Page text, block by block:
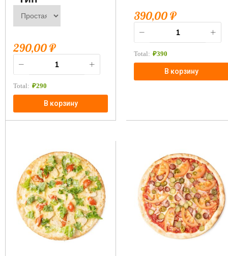
290,00₽
Total: ₽290
В корзину
390,00₽
Total: ₽390
В корзину